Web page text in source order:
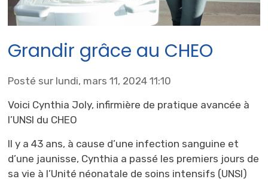
Grandir grâce au CHEO
Posté sur lundi, mars 11, 2024 11:10
Voici Cynthia Joly, infirmière de pratique avancée à
l’UNSI du CHEO
Il y a 43 ans, à cause d’une infection sanguine et
d’une jaunisse, Cynthia a passé les premiers jours de
sa vie à l’Unité néonatale de soins intensifs (UNSI)